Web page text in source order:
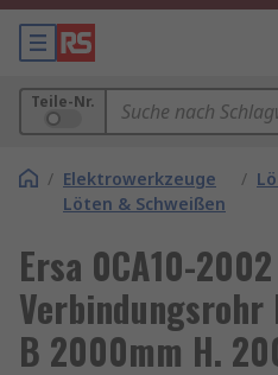
Teile-Nr.
/ Elektrowerkzeuge
Löten & Schweißen
/
Ersa 0CA10-2002
Verbindungsrohr
B 2000mm H.